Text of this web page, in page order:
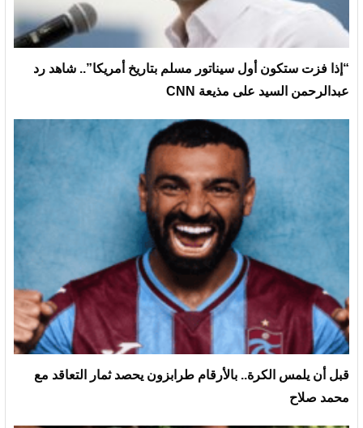
“إذا فزت ستكون أول سيناتور مسلم بتاريخ أمريكا”.. شاهد رد
عبدالرحمن السيد على مذيعة CNN
قبل أن يلمس الكرة.. بالأرقام طرابزون يحصد ثمار التعاقد مع
محمد صلاح